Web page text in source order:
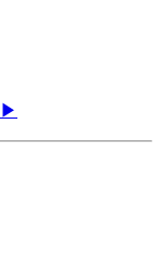
▶